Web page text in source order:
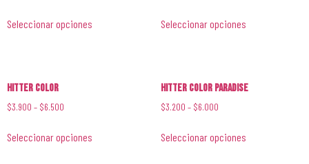
Seleccionar opciones Seleccionar opciones
Hitter Color
$3.900 – $6.500
Seleccionar opciones
Hitter Color Paradise
$3.200 – $6.000
Seleccionar opciones